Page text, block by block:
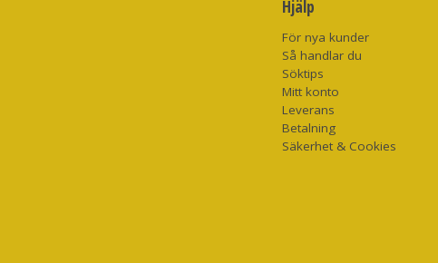
Hjälp
För nya kunder
Så handlar du
Söktips
Mitt konto
Leverans
Betalning
Säkerhet & Cookies